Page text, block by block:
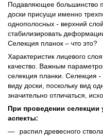
Подавляющее большинство
доски присущи именно
однополосных - верхний
стабилизировать
Селекция планок – что это?
Характеристик лицевого
качество. Важным
селекция планки. Селекция
виду доски, поскольку вид
значительно отличаться,
При проведении
аспекты:
распил древесного ствола,